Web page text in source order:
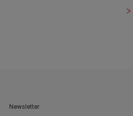
Newsletter